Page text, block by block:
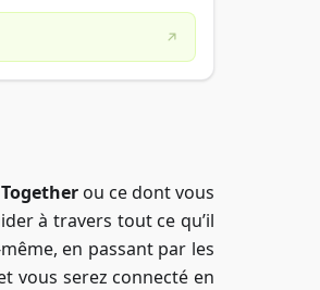
ou ce dont vous
à travers tout ce qu’il
en passant par les
vous serez connecté en